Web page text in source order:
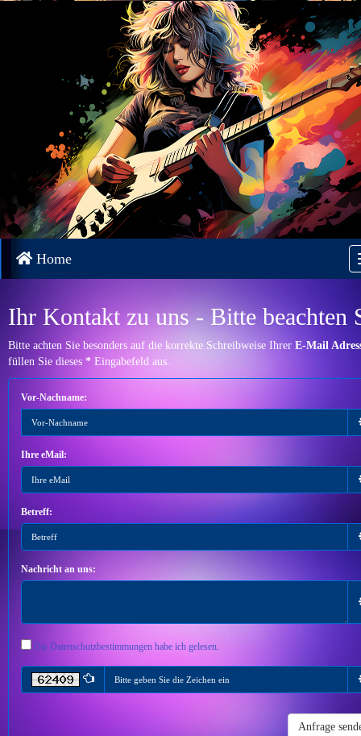
Home
Ihr Kontakt zu uns - Bitte beachten
Bitte achten Sie besonders auf die korrekte Schreibweise Ihrer E-Mail
füllen Sie dieses* Eingabefeld aus.
Vor-Nachname:
Ihre eMail:
Betreff:
Nachricht an uns:
Die Datenschutzbestimmungen habe ich gelesen.